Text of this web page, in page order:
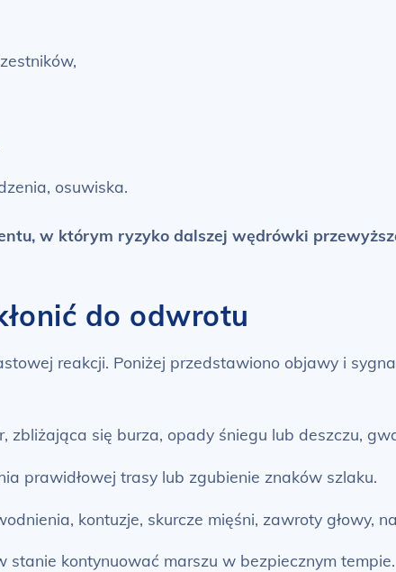
osuwiska.
w którym ryzyko dalszej wędrówki
do odwrotu
reakcji. Poniżej przedstawiono objawy i
zbliżająca się burza, opady śniegu lub deszczu,
prawidłowej trasy lub zgubienie znaków szlaku.
kontuzje, skurcze mięśni, zawroty głowy,
stanie kontynuować marszu w bezpiecznym tempie.